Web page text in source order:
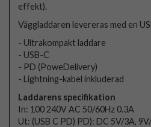
effekt).
Väggladdaren levereras med en
- Ultrakompakt laddare
- USB-C
- PD (PoweDelivery)
- Lightning-kabel inkluderad
Laddarens specifikation
In: 100 240V AC 50/60Hz 0.3A
Ut: (USB C PD) PD): DC 5V/3A,